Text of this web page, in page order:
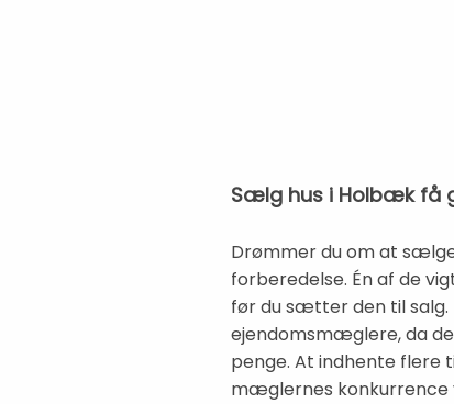
Sælg hus i Holbæk få
Drømmer du om at
forberedelse. Én af de
før du sætter den til salg.
ejendomsmæglere, da
penge. At indhente flere
mæglernes konkurrence